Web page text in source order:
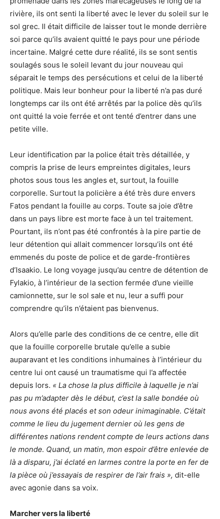
rivière, ils ont senti la liberté avec le lever du soleil sur le
sol grec. Il était difficile de laisser tout le monde derrière
soi parce qu’ils avaient quitté le pays pour une période
incertaine. Malgré cette dure réalité, ils se sont sentis
soulagés sous le soleil levant du jour nouveau qui
séparait le temps des persécutions et celui de la liberté
politique. Mais leur bonheur pour la liberté n’a pas duré
longtemps car ils ont été arrêtés par la police dès qu’ils
ont quitté la voie ferrée et ont tenté d’entrer dans une
petite ville.
Leur identification par la police était très détaillée, y
compris la prise de leurs empreintes digitales, leurs
photos sous tous les angles et, surtout, la fouille
corporelle. Surtout la policière a été très dure envers
Fatos pendant la fouille au corps. Toute sa joie d’être
dans un pays libre est morte face à un tel traitement.
Pourtant, ils n’ont pas été confrontés à la pire partie de
leur détention qui allait commencer lorsqu’ils ont été
emmenés du poste de police et de garde-frontières
d’Isaakio. Le long voyage jusqu’au centre de détention de
Fylakio, à l’intérieur de la section fermée d’une vieille
camionnette, sur le sol sale et nu, leur a suffi pour
comprendre qu’ils n’étaient pas bienvenus.
Alors qu’elle parle des conditions de ce centre, elle dit
que la fouille corporelle brutale qu’elle a subie
auparavant et les conditions inhumaines à l’intérieur du
centre lui ont causé un traumatisme qui l’a affectée
depuis lors. « La chose la plus difficile à laquelle je n’ai
pas pu m’adapter dès le début, c’est la salle bondée où
nous avons été placés et son odeur inimaginable. C’était
comme le lieu du jugement dernier où les gens de
différentes nations rendent compte de leurs actions dans
le monde. Quand, un matin, mon espoir d’être enlevée de
là a disparu, j’ai éclaté en larmes contre la porte en fer de
la pièce où j’essayais de respirer de l’air frais », dit-elle
avec agonie dans sa voix.
Marcher vers la liberté